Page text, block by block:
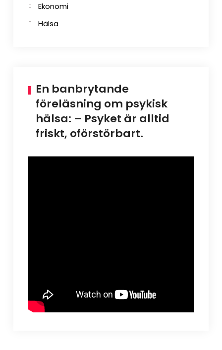
Ekonomi
Hälsa
En banbrytande
föreläsning om psykisk
hälsa: – Psyket är alltid
friskt, oförstörbart.